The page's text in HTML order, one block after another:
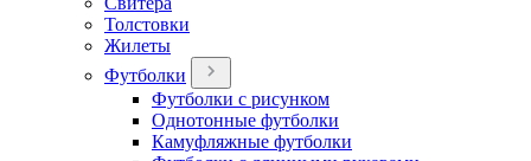
Толстовки
Жилеты
Футболки
Футболки с рисунком
Однотонные футболки
Камуфляжные футболки